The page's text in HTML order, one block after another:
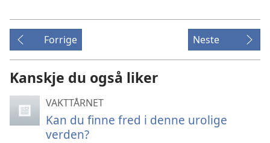
Forrige Neste
Kanskje du også liker
VAKTTÅRNET
Kan du finne fred i denne urolige
verden?